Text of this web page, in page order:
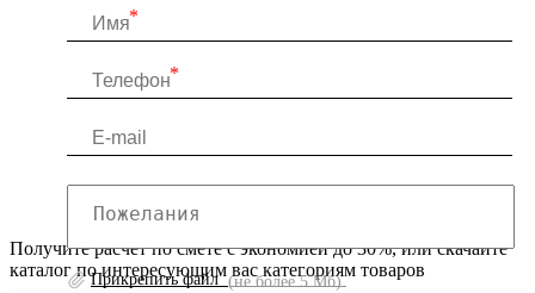
Прикрепить файл(не более 5 Мб)
Получите расчет по смете с экономией до 30%, или скачайте
каталог по интересующим вас категориям товаров